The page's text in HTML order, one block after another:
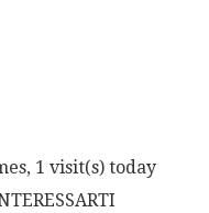
1 visit(s) today